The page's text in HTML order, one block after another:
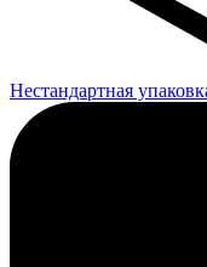
Нестандартная